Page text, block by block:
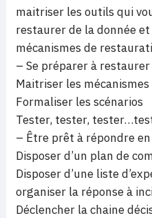
maitriser les outils qui
restaurer de la donnée
mécanismes de
– Se préparer à restaurer
Maitriser les
Formaliser les scénarios
Tester, tester,
– Être prêt à répondre
Disposer d’un plan de
Disposer d’une liste
organiser la réponse à
Déclencher la chaine